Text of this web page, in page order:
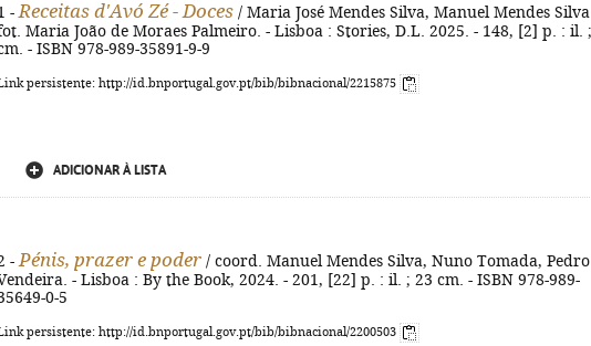
- Receitas d'Avó Zé - Doces / Maria José Mendes Silva, Manuel Mendes
Maria João de Moraes Palmeiro. - Lisboa : Stories, D.L. 2025. - 148, [2] p. : il.
- ISBN 978-989-35891-9-9
persistente: http://id.bnportugal.gov.pt/bib/bibnacional/2215875
ADICIONAR À LISTA
- Pénis, prazer e poder / coord. Manuel Mendes Silva, Nuno Tomada, Pedro
- Lisboa : By the Book, 2024. - 201, [22] p. : il. ; 23 cm. - ISBN 978-989-
0-5
persistente: http://id.bnportugal.gov.pt/bib/bibnacional/2200503